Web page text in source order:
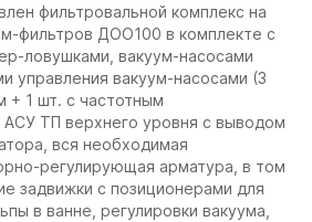
фильтровальной комплекс на
фильтров ДОО100 в комплекте с
ловушками, вакуум-насосами
управления вакуум-насосами (3
+ 1 шт. с частотным
ТП верхнего уровня с выводом
вся необходимая
регулирующая арматура, в том
задвижки с позиционерами для
в ванне, регулировки вакуума,